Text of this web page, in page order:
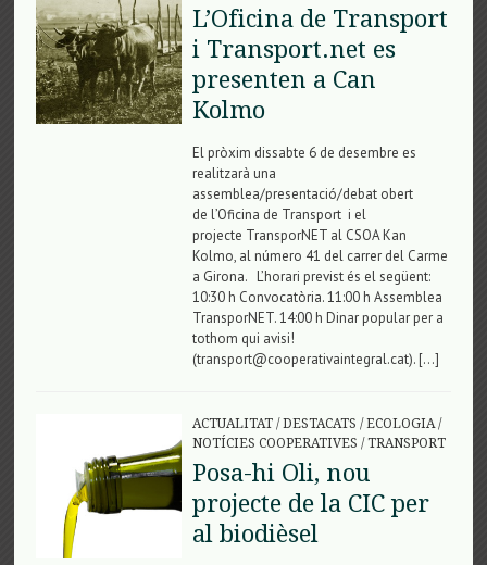
L’Oficina de Transport
i Transport.net es
presenten a Can
Kolmo
El pròxim dissabte 6 de desembre es
realitzarà una
assemblea/presentació/debat obert
de l’Oficina de Transport i el
projecte TransporNET al CSOA Kan
Kolmo, al número 41 del carrer del Carme
a Girona. L’horari previst és el següent:
10:30 h Convocatòria. 11:00 h Assemblea
TransporNET. 14:00 h Dinar popular per a
tothom qui avisi!
(transport@cooperativaintegral.cat). […]
ACTUALITAT/DESTACATS /ECOLOGIA/
NOTÍCIES COOPERATIVES /TRANSPORT
Posa-hi Oli, nou
projecte de la CIC per
al biodièsel